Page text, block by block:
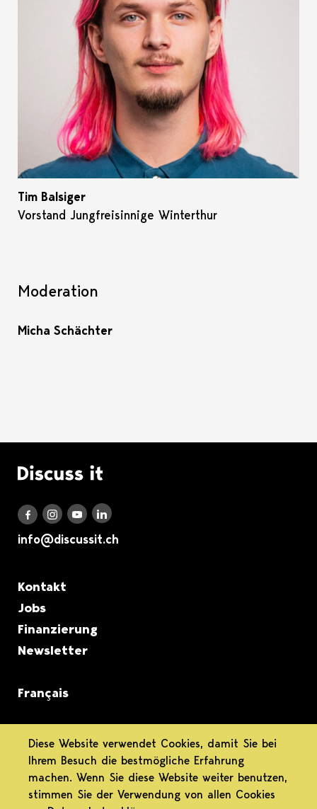
Tim Balsiger
Vorstand Jungfreisinnige Winterthur
Moderation
Micha Schächter
Logo Discuss it
Discuss it auf Facebook
Discuss it auf Instagram
Discuss it auf Youtube
Discuss it auf LinkedIn
info@discussit.ch
Metanavigation
Kontakt
Jobs
Finanzierung
Newsletter
Français
informiert.
differenziert.
Diese Website verwendet Cookies, damit Sie bei
Ihrem Besuch die bestmögliche Erfahrung
machen. Wenn Sie diese Website weiter benutzen,
stimmen Sie der Verwendung von allen Cookies